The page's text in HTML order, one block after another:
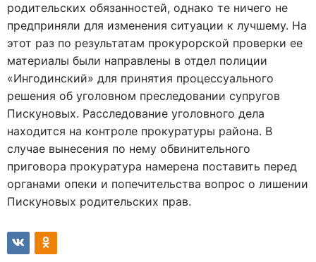
родительских обязанностей, однако те ничего не
предприняли для изменения ситуации к лучшему. На
этот раз по результатам прокурорской проверки ее
материалы были направлены в отдел полиции
«Ингодинский» для принятия процессуального
решения об уголовном преследовании супругов
Пискуновых. Расследование уголовного дела
находится на контроле прокуратуры района. В
случае вынесения по нему обвинительного
приговора прокуратура намерена поставить перед
органами опеки и попечительства вопрос о лишении
Пискуновых родительских прав.